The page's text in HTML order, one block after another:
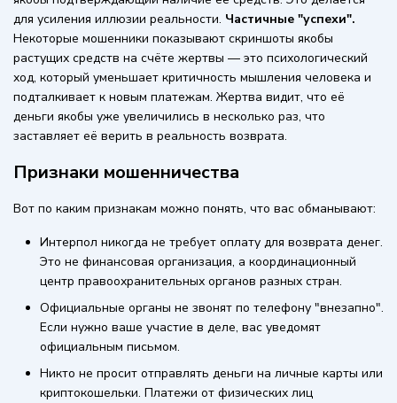
для усиления иллюзии реальности. Частичные "успехи".
Некоторые мошенники показывают скриншоты якобы
растущих средств на счёте жертвы — это психологический
ход, который уменьшает критичность мышления человека и
подталкивает к новым платежам. Жертва видит, что её
деньги якобы уже увеличились в несколько раз, что
заставляет её верить в реальность возврата.
Признаки мошенничества
Вот по каким признакам можно понять, что вас обманывают:
Интерпол никогда не требует оплату для возврата денег.
Это не финансовая организация, а координационный
центр правоохранительных органов разных стран.
Официальные органы не звонят по телефону "внезапно".
Если нужно ваше участие в деле, вас уведомят
официальным письмом.
Никто не просит отправлять деньги на личные карты или
криптокошельки. Платежи от физических лиц